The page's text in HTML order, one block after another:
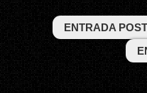
ENTRADA